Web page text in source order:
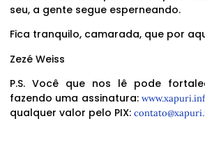
seu, a gente segue esperneando.
Fica tranquilo, camarada, que por
Zezé Weiss
P.S. Você que nos lê pode
fazendo uma assinatura:
qualquer valor pelo PIX: